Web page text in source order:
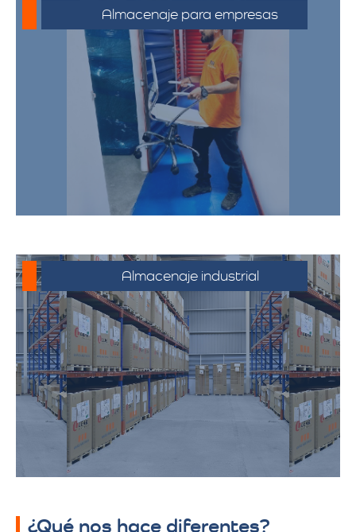
Almacenaje para empresas
Soluciones de almacenamiento
empresarial que incluyen espacio para
mobiliario de oficina, documentos y
equipos. Nuestras bodegas están
diseñadas para satisfacer las
necesidades de su negocio,
proporcionando un entorno seguro y
eficiente.
Almacenaje industrial
Espacios diseñados para productos y
mercancías industriales, incluyendo
productos químicos y telas. Ofrecemos
soluciones adaptadas a los requisitos
específicos de almacenamiento
industrial, garantizando seguridad y
accesibilidad.
¿Qué nos hace diferentes?